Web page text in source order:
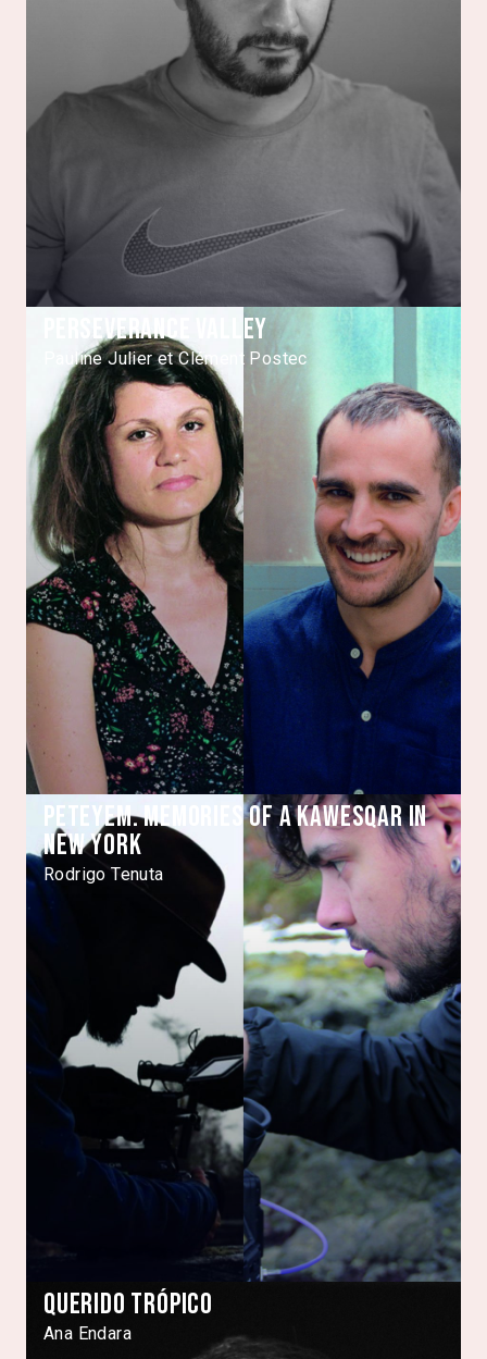
Perseverance Valley
Pauline Julier et Clément Postec
Peteyem. Memories of a kawesqar in
New York
Rodrigo Tenuta
Querido Trópico
Ana Endara